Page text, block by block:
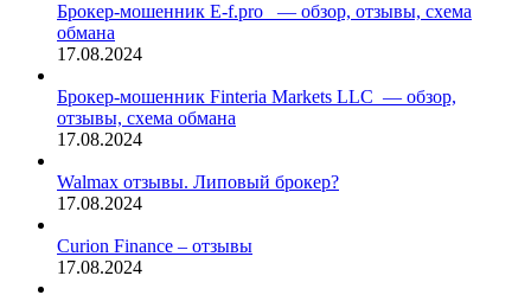
Брокер-мошенник E-f.pro — обзор, отзывы, схема
обмана
17.08.2024
Брокер-мошенник Finteria Markets LLC — обзор,
отзывы, схема обмана
17.08.2024
Walmax отзывы. Липовый брокер?
17.08.2024
Curion Finance – отзывы
17.08.2024